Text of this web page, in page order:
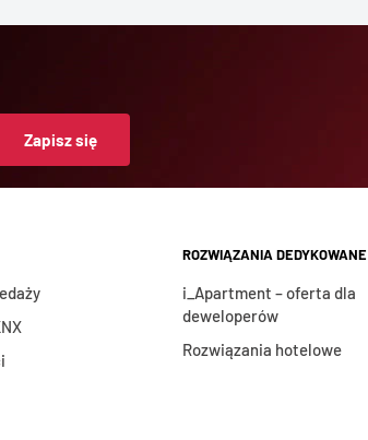
Zapisz się
ROZWIĄZANIA DEDYKOWANE
i_Apartment – oferta dla
deweloperów
Rozwiązania hotelowe